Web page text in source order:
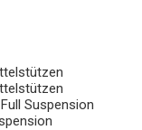
Suspension